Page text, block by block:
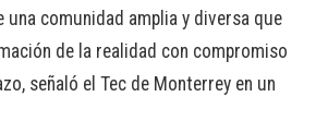
comunidad amplia y diversa que
de la realidad con compromiso
señaló el Tec de Monterrey en un